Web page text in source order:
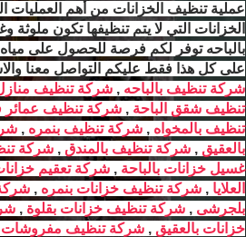
عملية تنظيف الخزانات من أهم العمليات
الخزانات التي لا يتم تنظيفها تكون
بالباحه توفر لكم فرصة للحصول على
على كل هذا فقط عليكم التواصل معنا
شركة تنظيف بالباحه , شركة تنظيف منازل
تنظيف شقق الباحة , شركة تنظيف عمائر
تنظيف بالمخواه , شركة تنظيف بنمره ,
بالعقيق , شركة تنظيف بالمندق , شركة
غسيل خزانات بالباحة , شركة تعقيم
العلايا , شركة تنظيف خزانات بنمره ,
بلجرشى , شركة تنظيف خزانات بقلوة ,
خزانات بالعقيق , شركة تنظيف مفروشات